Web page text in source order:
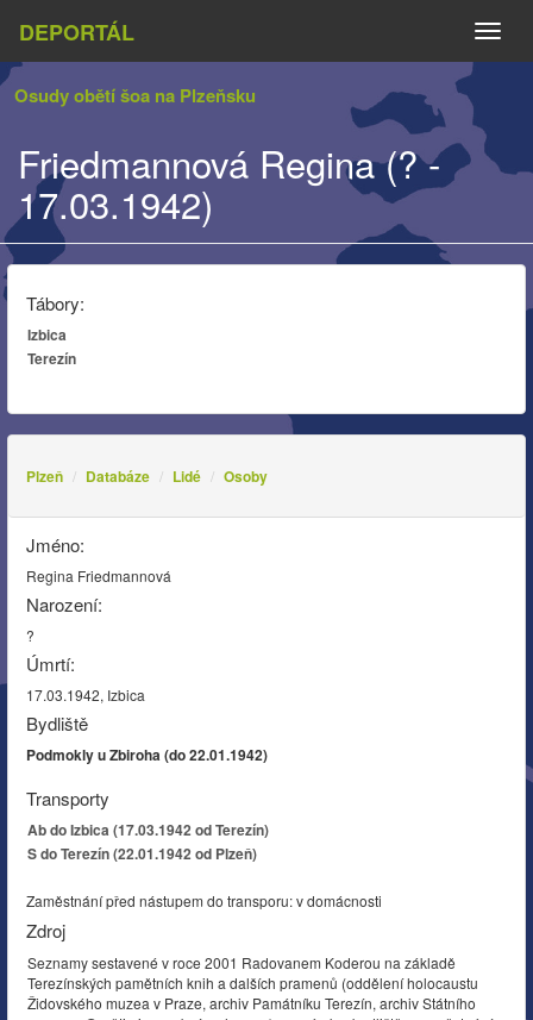
DEPORTÁL
Osudy obětí šoa na Plzeňsku
Friedmannová Regina (? -
17.03.1942)
Tábory:
Izbica
Terezín
Plzeň Databáze Lidé Osoby
Jméno:
Regina Friedmannová
Narození:
?
Úmrtí:
17.03.1942, Izbica
Bydliště
Podmokly u Zbiroha (do 22.01.1942)
Transporty
Ab do Izbica (17.03.1942 od Terezín)
S do Terezín (22.01.1942 od Plzeň)
Zaměstnání před nástupem do transporu: v domácnosti
Zdroj
Seznamy sestavené v roce 2001 Radovanem Koderou na základě
Terezínských pamětních knih a dalších pramenů (oddělení holocaustu
Židovského muzea v Praze, archiv Památníku Terezín, archiv Státního